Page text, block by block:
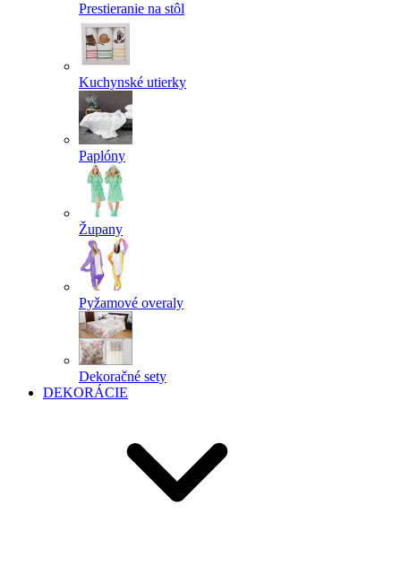
Prestieranie na stôl
Kuchynské utierky
Paplóny
Župany
Pyžamové overaly
Dekoračné sety
DEKORÁCIE